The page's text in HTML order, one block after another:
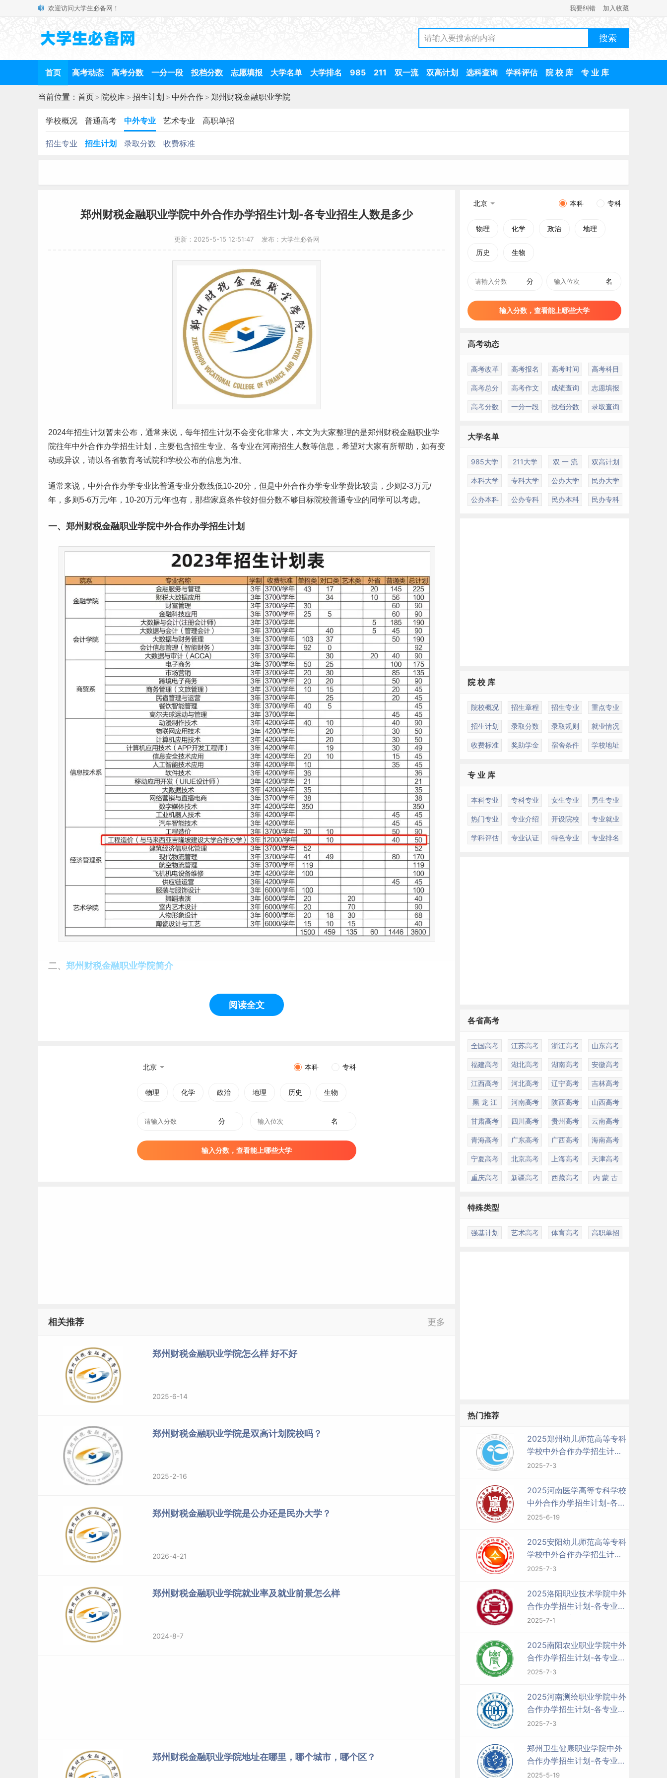
欢迎访问大学生必备网！ 我要纠错 加入收藏
首页 高考动态 高考分数 一分一段 投档分数 志愿填报 大学名单 大学排名 985 211 双一流 双高计划 选科查询 学科评估 院 校 库 专 业 库
当前位置： 首页> 院校库> 招生计划 > 中外合作> 郑州财税金融职业学院
学校概况 普通高考 中外专业 艺术专业 高职单招
招生专业 招生计划 录取分数 收费标准
郑州财税金融职业学院中外合作办学招生计划-各专业招生人数是多少
更新：2025-5-15 12:51:47 发布：大学生必备网
2024年招生计划暂未公布，通常来说，每年招生计划不会变化非常大，本文为大家整理的是郑州财税金融职业学
院往年中外合作办学招生计划，主要包含招生专业、各专业在河南招生人数等信息，希望对大家有所帮助，如有变
动或异议，请以各省教育考试院和学校公布的信息为准。
通常来说，中外合作办学专业比普通专业分数线低10-20分，但是中外合作办学专业学费比较贵，少则2-3万元/
年，多则5-6万元/年，10-20万元/年也有，那些家庭条件较好但分数不够目标院校普通专业的同学可以考虑。
一、郑州财税金融职业学院中外合作办学招生计划
二、 郑州财税金融职业学院简介
郑州财税金融职业学院(ZhengZhou Vocational College of Finance and Taxation)，是河南省政府批准成立的一所
专科层次的普通公办高等职业院校，位于郑州管城回族区。
教师培训基地、河南省中职会计“双师”基地。荣获“省级文明校园标兵”“河南省第六批依法治校示范校”“河南省学校
行风建设先进单位”“河南高等教育质量社会满意专科院校”“河南省职业院 校招
生就业指导先进单位”郑州市大数据人
郑州财税金融职业学院
阅读全文
北京 本科 专科
物理 化学 政治 地理 历史 生物
分 名
输入分数，查看能上哪些大学
相关推荐 更多
郑州财税金融职业学院怎么样 好不好
2025-6-14
郑州财税金融职业学院是双高计划院校吗？
2025-2-16
郑州财税金融职业学院是公办还是民办大学？
2026-4-21
郑州财税金融职业学院就业率及就业前景怎么样
2024-8-7
郑州财税金融职业学院地址在哪里，哪个城市，哪个区？
北京 本科 专科
物理 化学 政治 地理
历史 生物
分 名
输入分数，查看能上哪些大学
高考动态
高考改革 高考报名 高考时间 高考科目
高考总分 高考作文 成绩查询 志愿填报
高考分数 一分一段 投档分数 录取查询
大学名单
985大学 211大学 双 一 流 双高计划
本科大学 专科大学 公办大学 民办大学
公办本科 公办专科 民办本科 民办专科
院 校 库
院校概况 招生章程 招生专业 重点专业
招生计划 录取分数 录取规则 就业情况
收费标准 奖助学金 宿舍条件 学校地址
专 业 库
本科专业 专科专业 女生专业 男生专业
热门专业 专业介绍 开设院校 专业就业
学科评估 专业认证 特色专业 专业排名
各省高考
全国高考 江苏高考 浙江高考 山东高考
福建高考 湖北高考 湖南高考 安徽高考
江西高考 河北高考 辽宁高考 吉林高考
黑 龙 江 河南高考 陕西高考 山西高考
甘肃高考 四川高考 贵州高考 云南高考
青海高考 广东高考 广西高考 海南高考
宁夏高考 北京高考 上海高考 天津高考
重庆高考 新疆高考 西藏高考 内 蒙 古
特殊类型
强基计划 艺术高考 体育高考 高职单招
热门推荐
2025郑州幼儿师范高等专科
学校中外合作办学招生计划-
各专业招生人数是多少
2025-7-3
2025河南医学高等专科学校
中外合作办学招生计划-各专
业招生人数是多少
2025-6-19
2025安阳幼儿师范高等专科
学校中外合作办学招生计划-
各专业招生人数是多少
2025-7-3
2025洛阳职业技术学院中外
合作办学招生计划-各专业招
生人数是多少
2025-7-1
2025南阳农业职业学院中外
合作办学招生计划-各专业招
生人数是多少
2025-7-3
2025河南测绘职业学院中外
合作办学招生计划-各专业招
生人数是多少
2025-7-3
郑州卫生健康职业学院中外
合作办学招生计划-各专业招
生人数是多少
2025-5-19